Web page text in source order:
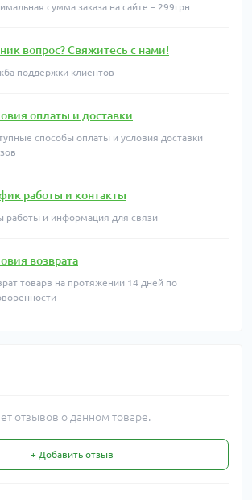
сумма заказа на сайте – 299грн
вопрос? Свяжитесь с нами!
поддержки клиентов
оплаты и доставки
способы оплаты и условия доставки
работы и контакты
работы и информация для связи
возврата
товарв на протяжении 14 дней по
отзывов о данном товаре.
+ Добавить отзыв